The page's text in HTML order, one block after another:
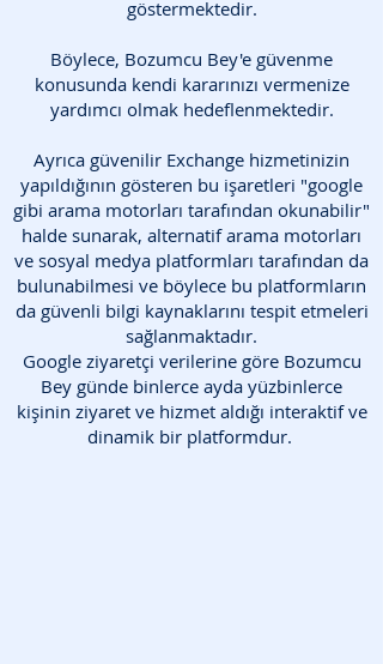
göstermektedir.
Böylece, Bozumcu Bey'e güvenme
konusunda kendi kararınızı vermenize
yardımcı olmak hedeflenmektedir.
Ayrıca güvenilir Exchange hizmetinizin
yapıldığının gösteren bu işaretleri "google
gibi arama motorları tarafından okunabilir"
halde sunarak, alternatif arama motorları
ve sosyal medya platformları tarafından da
bulunabilmesi ve böylece bu platformların
da güvenli bilgi kaynaklarını tespit etmeleri
sağlanmaktadır.
Google ziyaretçi verilerine göre Bozumcu
Bey günde binlerce ayda yüzbinlerce
kişinin ziyaret ve hizmet aldığı interaktif ve
dinamik bir platformdur.